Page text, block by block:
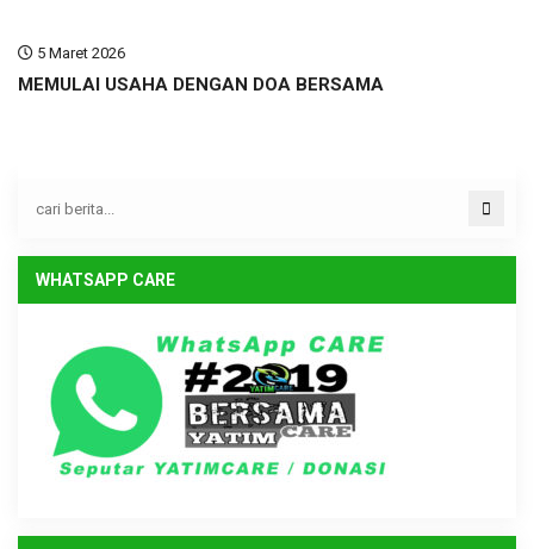
5 Maret 2026
MEMULAI USAHA DENGAN DOA BERSAMA
WHATSAPP CARE